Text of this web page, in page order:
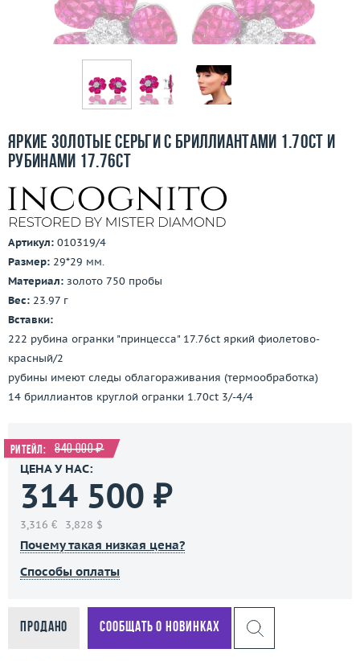
Бесплатная доставка
Покупка и оплата
Контакты
3D-тур по шоуруму
Яркие золотые серьги с бриллиантами 1.70ct и
рубинами 17.76ct
Артикул: 010319/4
Размер: 29*29 мм.
Материал: золото 750 пробы
Вес: 23.97 г
Вставки:
222 рубина огранки "принцесса" 17.76ct яркий фиолетово-
красный/2
рубины имеют следы облагораживания (термообработка)
14 бриллиантов круглой огранки 1.70ct 3/-4/4
Ритейл: 840 000 ₽
ЦЕНА У НАС:
314 500 ₽
3,316 € 3,828 $
Почему такая низкая цена?
Способы оплаты
Продано Сообщать о новинках